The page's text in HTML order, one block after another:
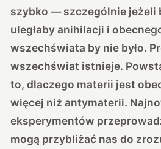
szybko — szczególnie jeżeli
uległaby anihilacji i
wszechświata by nie było.
wszechświat istnieje.
to, dlaczego materii jest
więcej niż antymaterii.
eksperymentów
mogą przybliżać nas do